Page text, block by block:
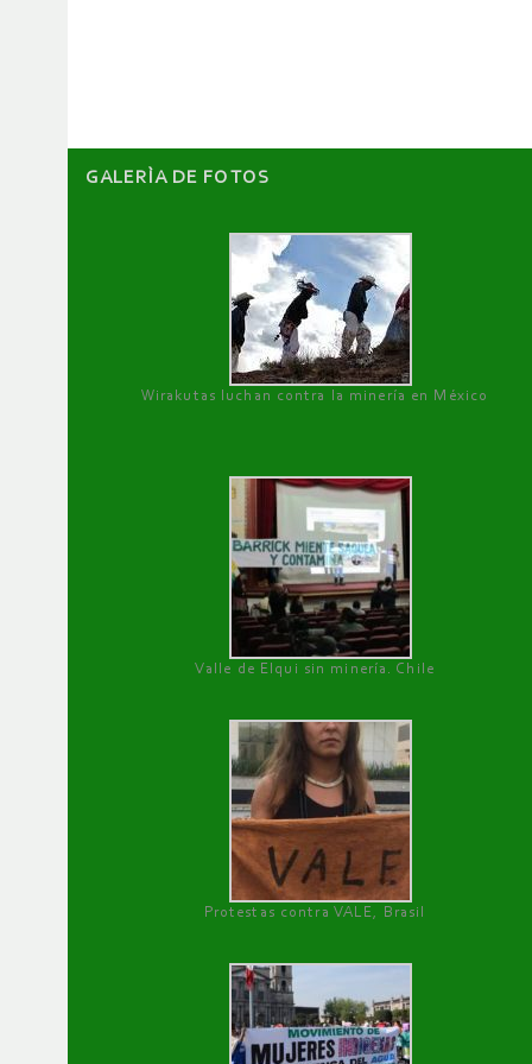
GALERÌA DE FOTOS
Wirakutas luchan contra la minería en México
Valle de Elqui sin minería. Chile
Protestas contra VALE, Brasil